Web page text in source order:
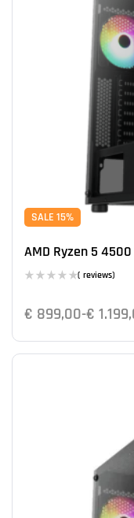
SALE 15%
( reviews)
€ 899,00-€